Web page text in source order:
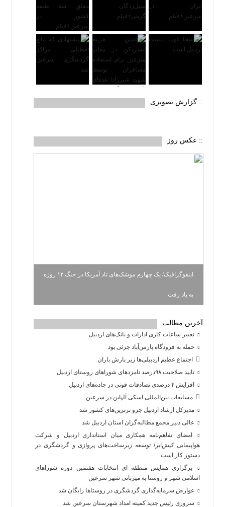
:: گزارش تصویری
:: عکس روز
اینفوگرافیک/ یک چهارم موشک‌های تاد آمریکا در جنگ ۱۲ روزه
به باد رفت
آخرین مطالب
تغییر ساعات کاری ادارات و بانک‌های اردبیل
حمله به فرودگاه پارس‌‌آباد جزئی بود
اجتماع عظیم اردبیلی‌ها زیر بارش باران
تایید صلاحیت ۹۸درصد نامزدهای شوراهای روستای اردبیل
افزایش ۴ درصدی تصادفات فوتی در جاده‌های اردبیل
مسابقات بین‌المللی اسکی آلپاین در سرعین
مدیرکل ارشاد اردبیل جزو برترین‌های کشور شد
عالی دبیر مجمع مطالبه‌گران استان اردبیل شد
امضای تفاهم‌نامه همکاری میان استانداری اردبیل و شرکت
هواپیمایی کیش‌ایر/ توسعه زیرساخت‌های پروازی و گردشگری در
دستور کار است
برگزاری همایش منطقه ای انتخابات هفتمین دوره شوراهای
اسلامی شهر و روستا به میزبانی شهر سرعین
عوارض سرمایه‌گذاری گردشگری در روستاها رایگان شد
سروری رئیس جدید کمیته امداد شهرستان سرعین شد